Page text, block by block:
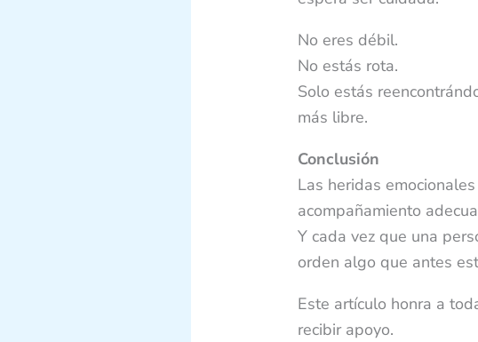
No eres débil.
No estás rota.
Solo estás
más libre.
Conclusión
Las heridas
acompañamiento
Y cada vez que una
orden algo que antes
Este artículo honra a
recibir apoyo.